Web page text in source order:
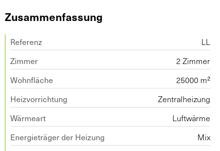
Zusammenfassung
Referenz
LL
Zimmer
2 Zimmer
Wohnfläche
25000 m²
Heizvorrichtung
Zentralheizung
Wärmeart
Luftwärme
Energieträger der Heizung
Mix